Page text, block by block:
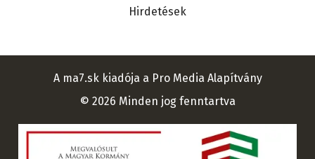
Hirdetések
A ma7.sk kiadója a Pro Media Alapítvány
© 2026 Minden jog fenntartva